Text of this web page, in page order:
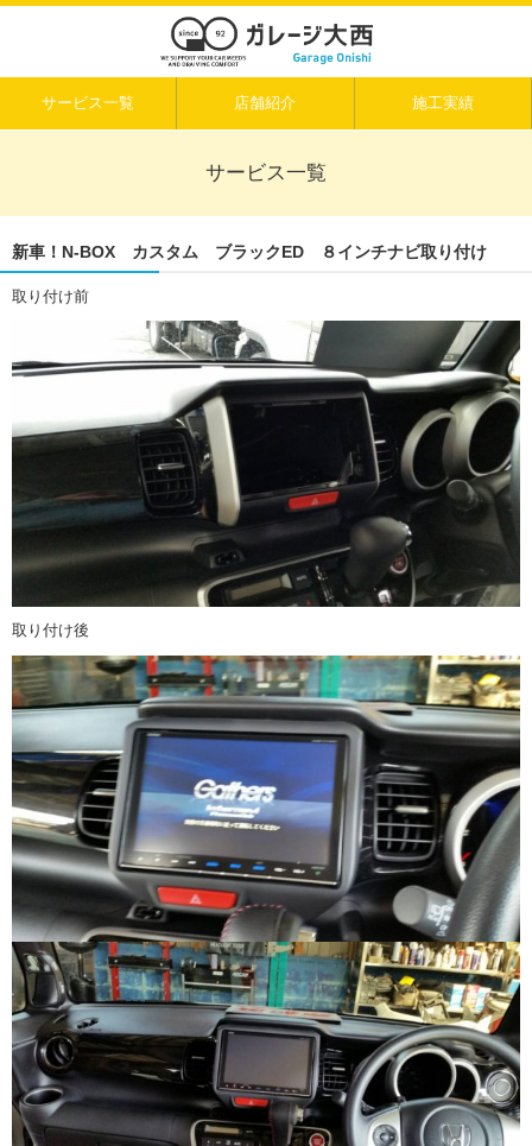
サービス一覧 店舗紹介 施工実績
サービス一覧
新車！N-BOX カスタム ブラックED ８インチナビ取り付け
取り付け前
取り付け後